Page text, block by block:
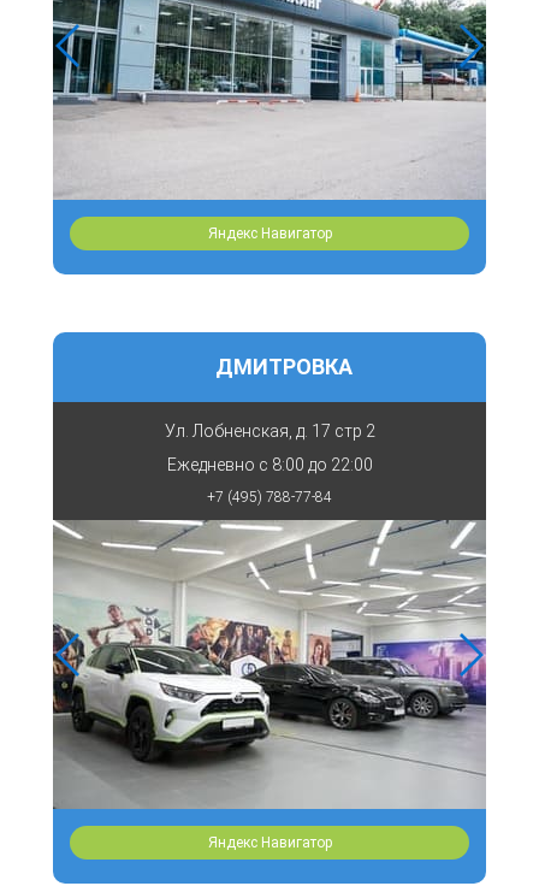
Яндекс Навигатор
ДМИТРОВКА
Ул. Лобненская, д. 17 стр 2
Ежедневно с 8:00 до 22:00
+7 (495) 788-77-84
Яндекс Навигатор